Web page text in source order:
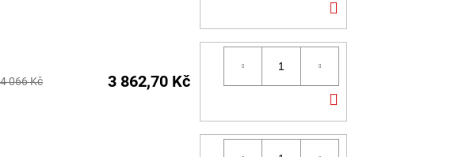
KOŠÍKU
4 066 Kč 3 862,70 Kč
KOŠÍKU